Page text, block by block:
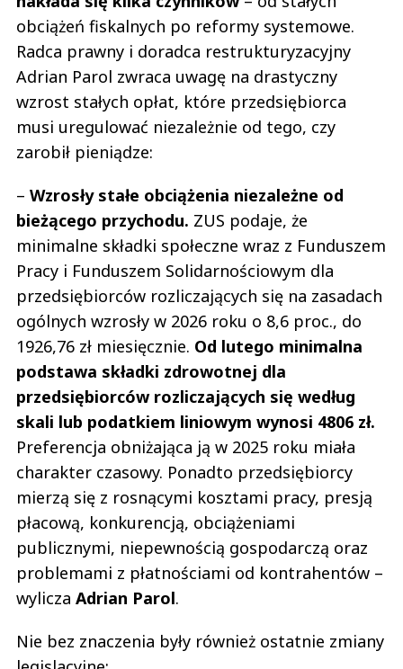
obciążeń fiskalnych po reformy systemowe.
Radca prawny i doradca restrukturyzacyjny
Adrian Parol zwraca uwagę na drastyczny
wzrost stałych opłat, które przedsiębiorca
musi uregulować niezależnie od tego, czy
zarobił pieniądze:
– Wzrosły stałe obciążenia niezależne od
bieżącego przychodu. ZUS podaje, że
minimalne składki społeczne wraz z Funduszem
Pracy i Funduszem Solidarnościowym dla
przedsiębiorców rozliczających się na zasadach
ogólnych wzrosły w 2026 roku o 8,6 proc., do
1926,76 zł miesięcznie. Od lutego minimalna
podstawa składki zdrowotnej dla
przedsiębiorców rozliczających się według
skali lub podatkiem liniowym wynosi 4806 zł.
Preferencja obniżająca ją w 2025 roku miała
charakter czasowy. Ponadto przedsiębiorcy
mierzą się z rosnącymi kosztami pracy, presją
płacową, konkurencją, obciążeniami
publicznymi, niepewnością gospodarczą oraz
problemami z płatnościami od kontrahentów –
wylicza Adrian Parol.
Nie bez znaczenia były również ostatnie zmiany